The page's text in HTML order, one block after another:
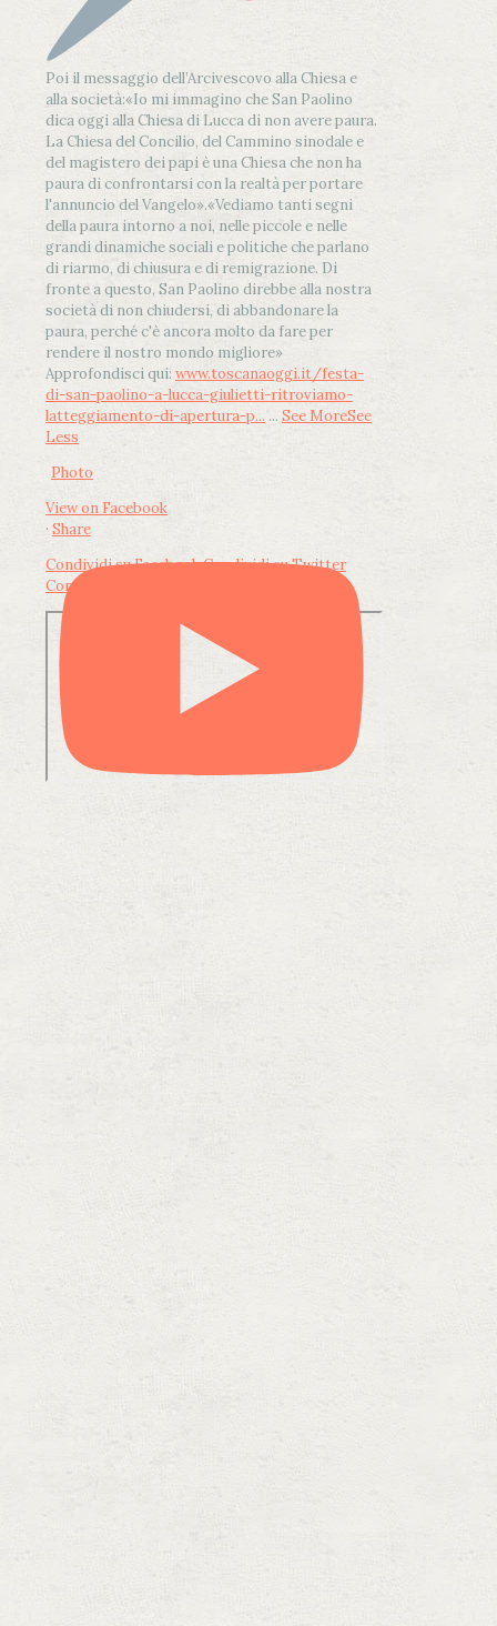
Poi il messaggio dell’Arcivescovo alla Chiesa e
alla società:«Io mi immagino che San Paolino
dica oggi alla Chiesa di Lucca di non avere paura.
La Chiesa del Concilio, del Cammino sinodale e
del magistero dei papi è una Chiesa che non ha
paura di confrontarsi con la realtà per portare
l'annuncio del Vangelo».«Vediamo tanti segni
della paura intorno a noi, nelle piccole e nelle
grandi dinamiche sociali e politiche che parlano
di riarmo, di chiusura e di remigrazione. Di
fronte a questo, San Paolino direbbe alla nostra
società di non chiudersi, di abbandonare la
paura, perché c'è ancora molto da fare per
rendere il nostro mondo migliore»
Approfondisci qui: www.toscanaoggi.it/festa-
di-san-paolino-a-lucca-giulietti-ritroviamo-
latteggiamento-di-apertura-p... ... See MoreSee
Less
Photo
View on Facebook
· Share
Condividi su FacebookCondividi su Twitter
Condividi su LinkedIn